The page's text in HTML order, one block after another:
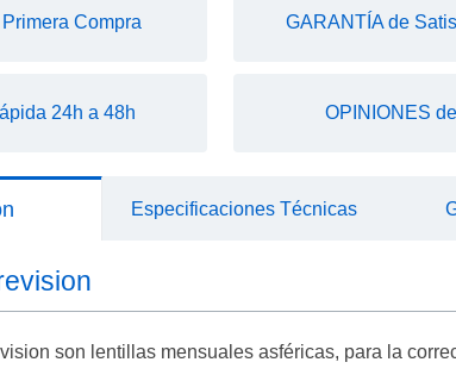
Compra
24h a 48h
GARANTÍA de
OPINIONES
Especificaciones Técnicas
son lentillas mensuales asféricas, para la